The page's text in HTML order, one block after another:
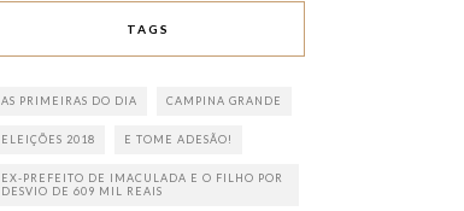
TAGS
AS PRIMEIRAS DO DIA CAMPINA GRANDE
ELEIÇÕES 2018 E TOME ADESÃO!
EX-PREFEITO DE IMACULADA E O FILHO POR
DESVIO DE 609 MIL REAIS